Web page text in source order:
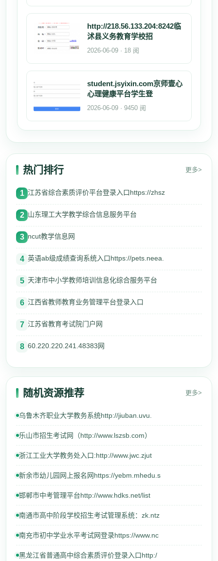
http://218.56.133.204:8242临
沭县义务教育学校招
2026-06-09 · 18 阅
student.jsyixin.com京师壹心
心理健康平台学生登
2026-06-09 · 9450 阅
热门排行 更多>
1 江苏省综合素质评价平台登录入口https://zhsz
2 山东理工大学教学综合信息服务平台
3 ncut教学信息网
4 英语ab级成绩查询系统入口https://pets.neea.
5 天津市中小学教师培训信息化综合服务平台
6 江西省教师教育业务管理平台登录入口
7 江苏省教育考试院门户网
8 60.220.220.241.48383网
随机资源推荐 更多>
乌鲁木齐职业大学教务系统http://jiuban.uvu.
乐山市招生考试网（http://www.lszsb.com）
浙江工业大学教务处入口:http://www.jwc.zjut
新余市幼儿园网上报名网https://yebm.mhedu.s
邯郸市中考管理平台http://www.hdks.net/list
南通市高中阶段学校招生考试管理系统：zk.ntz
南充市初中学业水平考试网登录https://www.nc
黑龙江省普通高中综合素质评价登录入口http:/